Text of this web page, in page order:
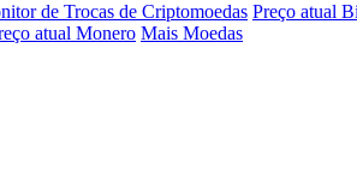
de Trocas de Criptomoedas Preço atual
atual Monero Mais Moedas